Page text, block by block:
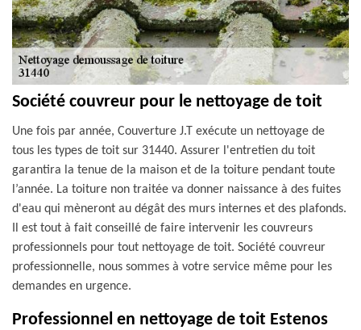
Société couvreur pour le nettoyage de toit
Une fois par année, Couverture J.T exécute un nettoyage de
tous les types de toit sur 31440. Assurer l'entretien du toit
garantira la tenue de la maison et de la toiture pendant toute
l’année. La toiture non traitée va donner naissance à des fuites
d'eau qui mèneront au dégât des murs internes et des plafonds.
Il est tout à fait conseillé de faire intervenir les couvreurs
professionnels pour tout nettoyage de toit. Société couvreur
professionnelle, nous sommes à votre service même pour les
demandes en urgence.
Professionnel en nettoyage de toit Estenos